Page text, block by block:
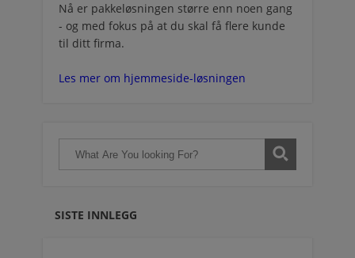
Nå er pakkeløsningen større enn noen gang
- og med fokus på at du skal få flere kunde
til ditt firma.
Les mer om hjemmeside-løsningen
SISTE INNLEGG